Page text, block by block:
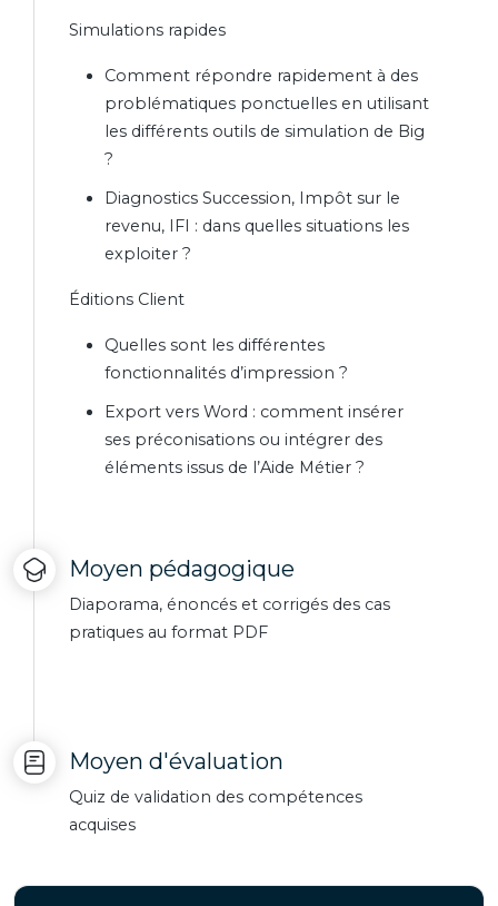
Simulations rapides
Comment répondre rapidement à des
problématiques ponctuelles en utilisant
les différents outils de simulation de Big
?
Diagnostics Succession, Impôt sur le
revenu, IFI : dans quelles situations les
exploiter ?
Éditions Client
Quelles sont les différentes
fonctionnalités d’impression ?
Export vers Word : comment insérer
ses préconisations ou intégrer des
éléments issus de l’Aide Métier ?
Moyen pédagogique
Diaporama, énoncés et corrigés des cas
pratiques au format PDF
Moyen d'évaluation
Quiz de validation des compétences
acquises